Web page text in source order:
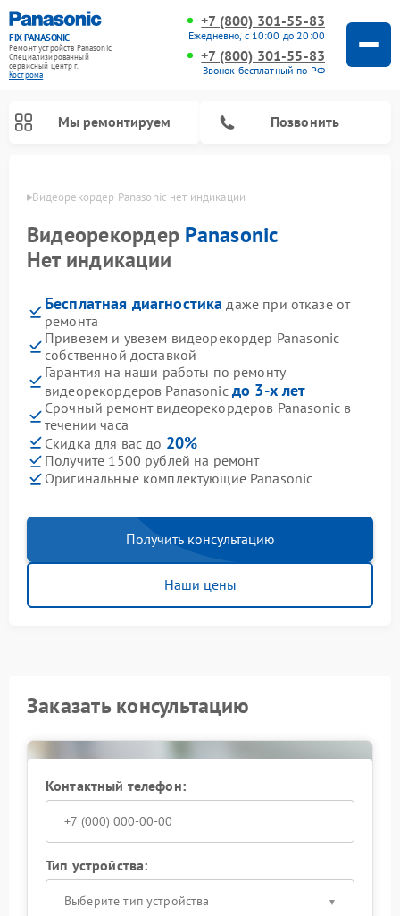
FIX-PANASONIC
Ремонт устройств Panasonic
Специализированный
cервисный центр г.
Кострома
+7 (800) 301-55-83
Ежедневно, с 10:00 до 20:00
+7 (800) 301-55-83
Звонок бесплатный по РФ
Мы ремонтируем Позвонить
Видеорекордер Panasonic нет индикации
Видеорекордер Panasonic
Нет индикации
Бесплатная диагностика даже при отказе от
ремонта
Привезем и увезем видеорекордер Panasonic
собственной доставкой
Гарантия на наши работы по ремонту
видеорекордеров Panasonic до 3-х лет
Срочный ремонт видеорекордеров Panasonic в
течении часа
Скидка для вас до 20%
Получите 1500 рублей на ремонт
Оригинальные комплектующие Panasonic
Получить консультацию
Наши цены
Заказать консультацию
Контактный телефон:
Тип устройства:
Выберите тип устройства